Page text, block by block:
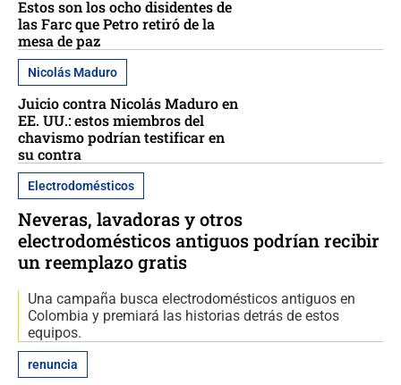
Estos son los ocho disidentes de
las Farc que Petro retiró de la
mesa de paz
Nicolás Maduro
Juicio contra Nicolás Maduro en
EE. UU.: estos miembros del
chavismo podrían testificar en
su contra
Electrodomésticos
Neveras, lavadoras y otros
electrodomésticos antiguos podrían recibir
un reemplazo gratis
Una campaña busca electrodomésticos antiguos en
Colombia y premiará las historias detrás de estos
equipos.
renuncia